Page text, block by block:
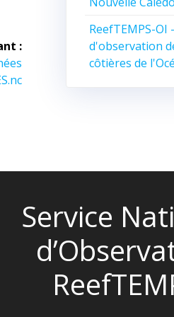
:
ReefTEMPS-OI
d'observation
côtières de
Service